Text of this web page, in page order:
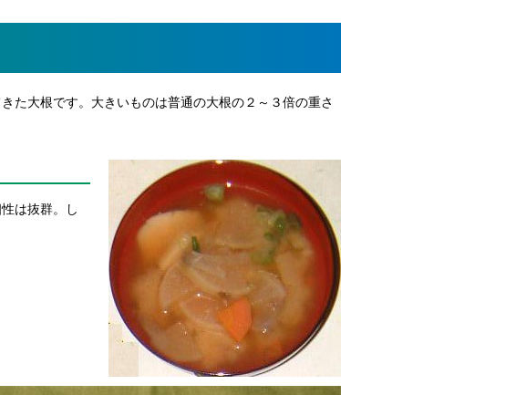
た大根です。大きいものは普通の大根の２～３倍の重さ
は抜群。し